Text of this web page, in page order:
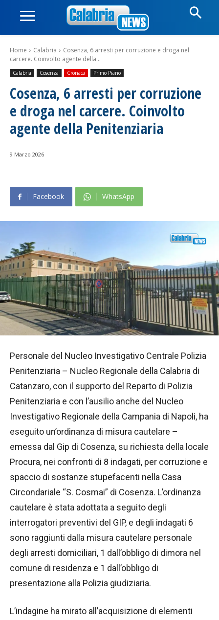
Home Calabria
Cosenza, 6 arresti per corruzione e droga nel
carcere. Coinvolto agente della...
Calabria Cosenza Cronaca Primo Piano
Cosenza, 6 arresti per corruzione
e droga nel carcere. Coinvolto
agente della Penitenziaria
9 Marzo 2026
Facebook WhatsApp
Personale del Nucleo Investigativo Centrale Polizia
Penitenziaria – Nucleo Regionale della Calabria di
Catanzaro, con il supporto del Reparto di Polizia
Penitenziaria e con l’ausilio anche del Nucleo
Investigativo Regionale della Campania di Napoli, ha
eseguito un’ordinanza di misura cautelare –
emessa dal Gip di Cosenza, su richiesta della locale
Procura, nei confronti di 8 indagati, per corruzione e
spaccio di sostanze stupefacenti nella Casa
Circondariale “S. Cosmai” di Cosenza. L’ordinanza
cautelare è stata adottata a seguito degli
interrogatori preventivi del GIP, e degli indagati 6
sono raggiunti dalla misura cautelare personale
degli arresti domiciliari, 1 dall’obbligo di dimora nel
comune di residenza e 1 dall’obbligo di
presentazione alla Polizia giudiziaria.
L’indagine ha mirato all’acquisizione di elementi